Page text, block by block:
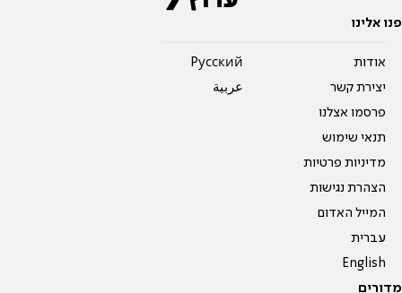
פנו אלינו
אודות
יצירת קשר
פרסמו אצלנו
תנאי שימוש
מדיניות פרטיות
הצהרת נגישות
המייל האדום
עברית
English
Pусский
عربية
מדורים